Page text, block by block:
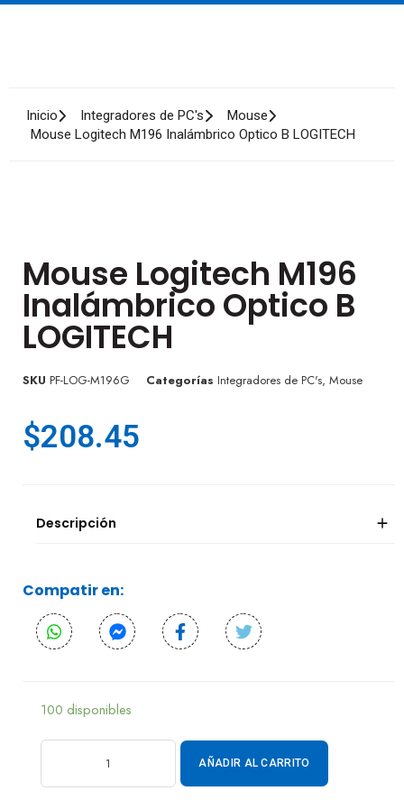
Inicio Integradores de PC's
Mouse
Mouse Logitech M196 Inalámbrico Optico B LOGITECH
Mouse Logitech M196
Inalámbrico Optico B
LOGITECH
SKU PF-LOG-M196G Categorías Integradores de PC's, Mouse
$208.45
Descripción
Compatir en:
100 disponibles
AÑADIR AL CARRITO